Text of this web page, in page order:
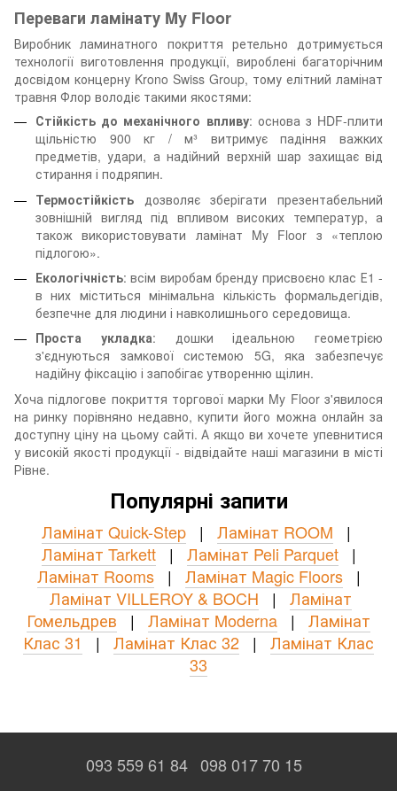
Переваги ламінату My Floor
Виробник ламинатного покриття ретельно дотримується
технології виготовлення продукції, вироблені багаторічним
досвідом концерну Krono Swiss Group, тому елітний ламінат
травня Флор володіє такими якостями:
Стійкість до механічного впливу: основа з HDF-плити
щільністю 900 кг / м³ витримує падіння важких
предметів, удари, а надійний верхній шар захищає від
стирання і подряпин.
Термостійкість дозволяє зберігати презентабельний
зовнішній вигляд під впливом високих температур, а
також використовувати ламінат My Floor з «теплою
підлогою».
Екологічність: всім виробам бренду присвоєно клас Е1 -
в них міститься мінімальна кількість формальдегідів,
безпечне для людини і навколишнього середовища.
Проста укладка: дошки ідеальною геометрією
з'єднуються замкової системою 5G, яка забезпечує
надійну фіксацію і запобігає утворенню щілин.
Хоча підлогове покриття торгової марки My Floor з'явилося
на ринку порівняно недавно, купити його можна онлайн за
доступну ціну на цьому сайті. А якщо ви хочете упевнитися
у високій якості продукції - відвідайте наші магазини в місті
Рівне.
Популярні запити
Ламінат Quick-Step | Ламінат ROOM |
Ламінат Tarkett| Ламінат Peli Parquet|
Ламінат Rooms| Ламінат Magic Floors|
Ламінат VILLEROY & BOCH | Ламінат
Гомельдрев | Ламінат Moderna | Ламінат
Клас 31
| Ламінат Клас 32 | Ламінат Клас
33
093 559 61 84 098 017 70 15